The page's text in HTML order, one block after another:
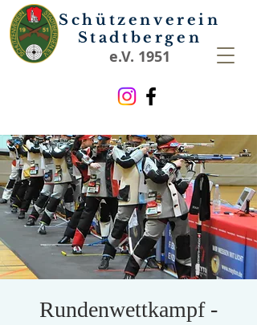
Schützenverein
Stadtbergen
e.V. 1951
Rundenwettkampf -